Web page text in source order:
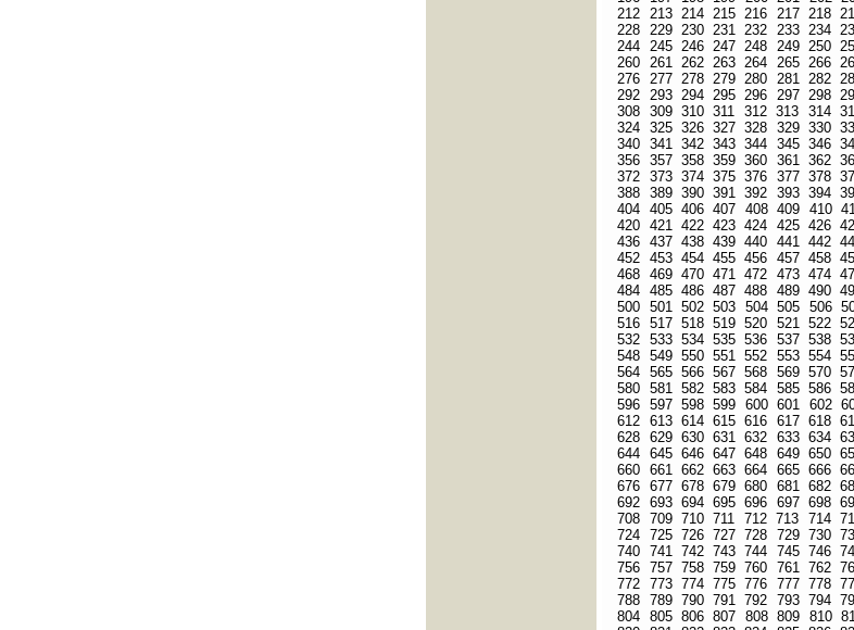
212 213 214 215 216 217 218
228 229 230 231 232 233 234
244 245 246 247 248 249 250
260 261 262 263 264 265 266
276 277 278 279 280 281 282
292 293 294 295 296 297 298
308 309 310 311 312 313 314
324 325 326 327 328 329 330
340 341 342 343 344 345 346
356 357 358 359 360 361 362
372 373 374 375 376 377 378
388 389 390 391 392 393 394
404 405 406 407 408 409 410
420 421 422 423 424 425 426
436 437 438 439 440 441 442
452 453 454 455 456 457 458
468 469 470 471 472 473 474
484 485 486 487 488 489 490
500 501 502 503 504 505 506
516 517 518 519 520 521 522
532 533 534 535 536 537 538
548 549 550 551 552 553 554
564 565 566 567 568 569 570
580 581 582 583 584 585 586
596 597 598 599 600 601 602
612 613 614 615 616 617 618
628 629 630 631 632 633 634
644 645 646 647 648 649 650
660 661 662 663 664 665 666
676 677 678 679 680 681 682
692 693 694 695 696 697 698
708 709 710 711 712 713 714
724 725 726 727 728 729 730
740 741 742 743 744 745 746
756 757 758 759 760 761 762
772 773 774 775 776 777 778
788 789 790 791 792 793 794
804 805 806 807 808 809 810